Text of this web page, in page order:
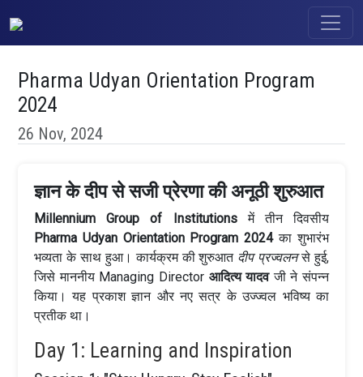
Pharma Udyan Orientation Program
2024
26 Nov, 2024
ज्ञान के दीप से सजी प्रेरणा की अनूठी शुरुआत
Millennium Group of Institutionsमें तीन दिवसीय
Pharma Udyan Orientation Program 2024का शुभारंभ
भव्यता के साथ हुआ। कार्यक्रम की शुरुआत दीप प्रज्वलनसे हुई,
जिसे माननीय Managing Director आदित्य यादवजी ने संपन्न
किया। यह प्रकाश ज्ञान और नए सत्र के उज्ज्वल भविष्य का
प्रतीक था।
Day 1: Learning and Inspiration